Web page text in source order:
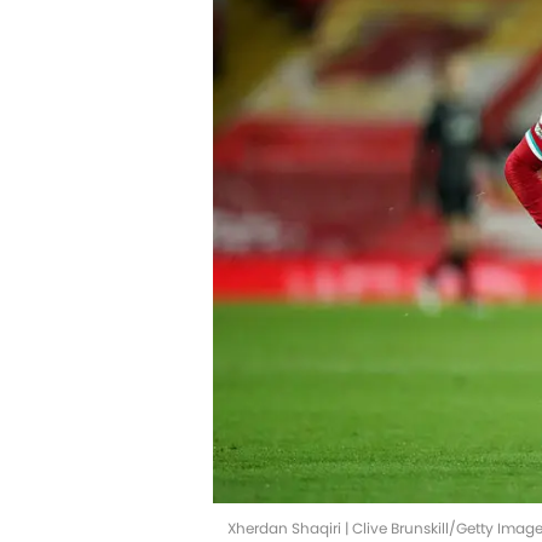
Xherdan Shaqiri | Clive Brunskill/Getty